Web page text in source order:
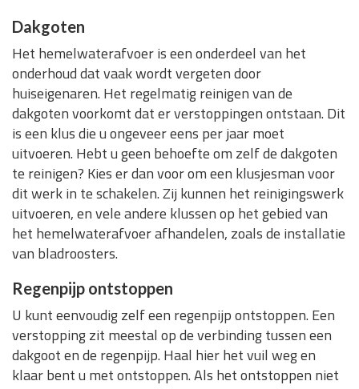
Dakgoten
Het hemelwaterafvoer is een onderdeel van het
onderhoud dat vaak wordt vergeten door
huiseigenaren. Het regelmatig reinigen van de
dakgoten voorkomt dat er verstoppingen ontstaan. Dit
is een klus die u ongeveer eens per jaar moet
uitvoeren. Hebt u geen behoefte om zelf de dakgoten
te reinigen? Kies er dan voor om een klusjesman voor
dit werk in te schakelen. Zij kunnen het reinigingswerk
uitvoeren, en vele andere klussen op het gebied van
het hemelwaterafvoer afhandelen, zoals de installatie
van bladroosters.
Regenpijp ontstoppen
U kunt eenvoudig zelf een regenpijp ontstoppen. Een
verstopping zit meestal op de verbinding tussen een
dakgoot en de regenpijp. Haal hier het vuil weg en
klaar bent u met ontstoppen. Als het ontstoppen niet